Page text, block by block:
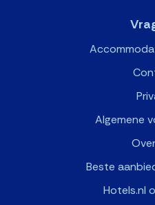
Algemene
Beste
Hotels.nl